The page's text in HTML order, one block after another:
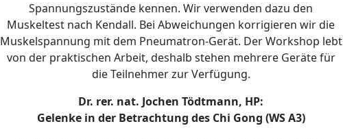
Spannungszustände kennen. Wir verwenden dazu den
Muskeltest nach Kendall. Bei Abweichungen korrigieren wir die
Muskelspannung mit dem Pneumatron-Gerät. Der Workshop lebt
von der praktischen Arbeit, deshalb stehen mehrere Geräte für
die Teilnehmer zur Verfügung.
Dr. rer. nat. Jochen Tödtmann, HP:
Gelenke in der Betrachtung des Chi Gong (WS A3)